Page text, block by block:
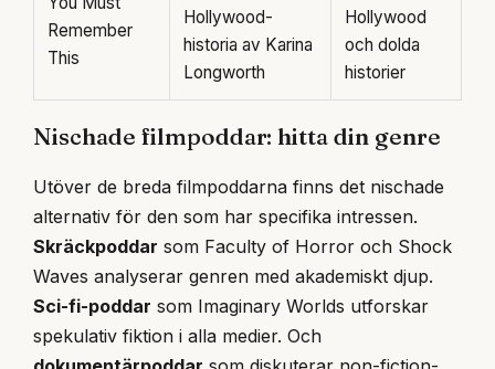
Remember
This
Hollywood-
historia av Karina
Longworth
Hollywood
och dolda
historier
Nischade filmpoddar: hitta din genre
Utöver de breda filmpoddarna finns det nischade
alternativ för den som har specifika intressen.
Skräckpoddar som Faculty of Horror och Shock
Waves analyserar genren med akademiskt djup.
Sci-fi-poddar som Imaginary Worlds utforskar
spekulativ fiktion i alla medier. Och